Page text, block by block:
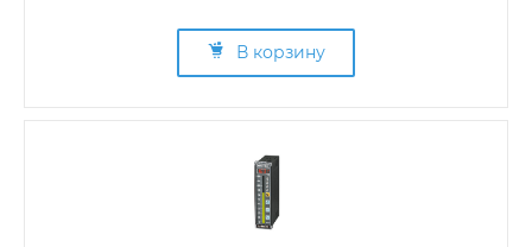
В корзину